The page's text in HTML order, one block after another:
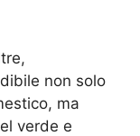
non solo
ma
verde e